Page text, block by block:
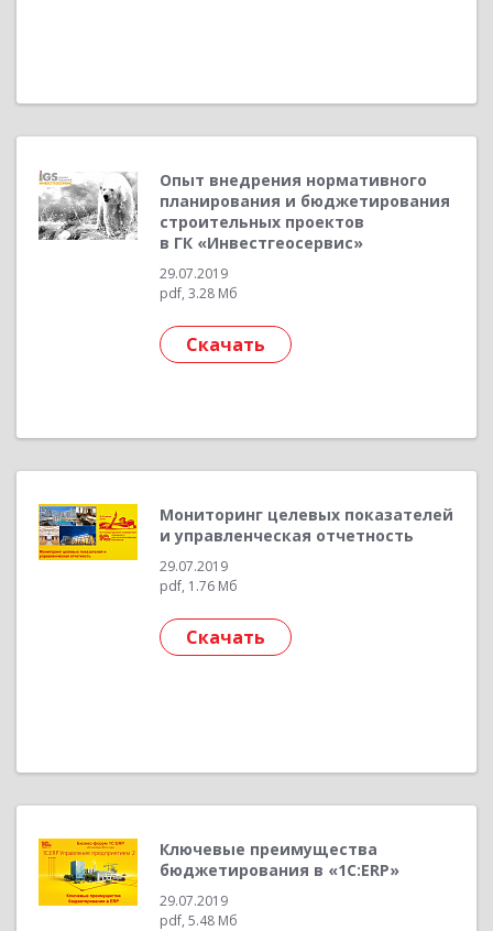
Опыт внедрения нормативного
планирования и бюджетирования
строительных проектов
в ГК «Инвестгеосервис»
29.07.2019
pdf, 3.28 Мб
Скачать
Мониторинг целевых показателей
и управленческая отчетность
29.07.2019
pdf, 1.76 Мб
Скачать
Ключевые преимущества
бюджетирования в «1С:ERP»
29.07.2019
pdf, 5.48 Мб